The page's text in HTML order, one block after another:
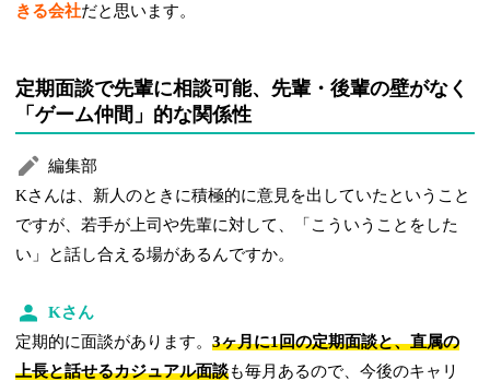
きる会社だと思います。
定期面談で先輩に相談可能、先輩・後輩の壁がなく
「ゲーム仲間」的な関係性
編集部
Kさんは、新人のときに積極的に意見を出していたということ
ですが、若手が上司や先輩に対して、「こういうことをした
い」と話し合える場があるんですか。
Kさん
定期的に面談があります。3ヶ月に1回の定期面談と、直属の
上長と話せるカジュアル面談も毎月あるので、今後のキャリ